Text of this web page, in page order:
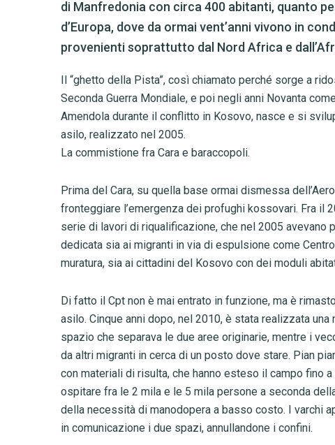
di Manfredonia con circa 400 abitanti, quanto
d’Europa, dove da ormai vent’anni vivono in
provenienti soprattutto dal Nord Africa e
Il “ghetto della Pista”, così chiamato perché sorge a
Seconda Guerra Mondiale, e poi negli anni Novanta
Amendola durante il conflitto in Kosovo, nasce e si
asilo, realizzato nel 2005.
La commistione fra Cara e baraccopoli.
Prima del Cara, su quella base ormai dismessa
fronteggiare l’emergenza dei profughi kossovari. Fra il
serie di lavori di riqualificazione, che nel 2005
dedicata sia ai migranti in via di espulsione come
muratura, sia ai cittadini del Kosovo con dei moduli
Di fatto il Cpt non è mai entrato in funzione, ma è
asilo. Cinque anni dopo, nel 2010, è stata realizzata
spazio che separava le due aree originarie, mentre i
da altri migranti in cerca di un posto dove stare. Pian
con materiali di risulta, che hanno esteso il campo fino
ospitare fra le 2 mila e le 5 mila persone a seconda
della necessità di manodopera a basso costo. I varchi
in comunicazione i due spazi, annullandone i confini.